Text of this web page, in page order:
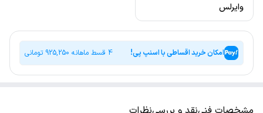
وایرلس
امکان خرید اقساطی با اسنپ پی! 4 قسط ماهانه 925,250 تومانی